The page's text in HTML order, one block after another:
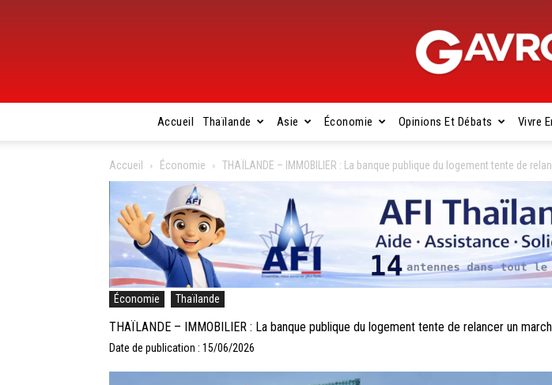
Accueil Thaïlande Asie Économie Opinions Et Débats Vivre
Accueil Économie THAÏLANDE – IMMOBILIER : La banque publique du logement tente de
Économie Thaïlande
THAÏLANDE – IMMOBILIER : La banque publique du logement tente de relancer un
Date de publication : 15/06/2026